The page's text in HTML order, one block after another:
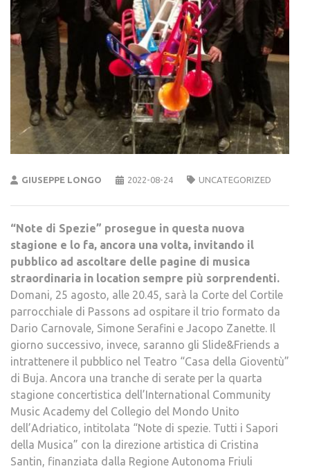
GIUSEPPE LONGO 2022-08-24 UNCATEGORIZED
“Note di Spezie” prosegue in questa nuova
stagione e lo fa, ancora una volta, invitando il
pubblico ad ascoltare delle pagine di musica
straordinaria in location sempre più sorprendenti.
Domani, 25 agosto, alle 20.45, sarà la Corte del Cortile
parrocchiale di Passons ad ospitare il trio formato da
Dario Carnovale, Simone Serafini e Jacopo Zanette. Il
giorno successivo, invece, saranno gli Slide&Friends a
intrattenere il pubblico nel Teatro “Casa della Gioventù”
di Buja. Ancora una tranche di serate per la quarta
stagione concertistica dell’International Community
Music Academy del Collegio del Mondo Unito
dell’Adriatico, intitolata “Note di spezie. Tutti i Sapori
della Musica” con la direzione artistica di Cristina
Santin, finanziata dalla Regione Autonoma Friuli